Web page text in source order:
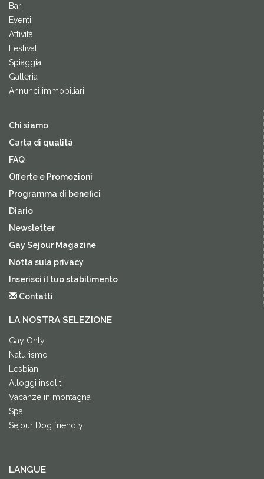
Bar
Eventi
Attività
Festival
Spiaggia
Galleria
Annunci immobiliari
Chi siamo
Carta di qualità
FAQ
Offerte e Promozioni
Programma di benefici
Diario
Newsletter
Gay Sejour Magazine
Notta sula privacy
Inserisci il tuo stabilimento
Contatti
LA NOSTRA SELEZIONE
Gay Only
Naturismo
Lesbian
Alloggi insoliti
Vacanze in montagna
Spa
Séjour Dog friendly
LANGUE